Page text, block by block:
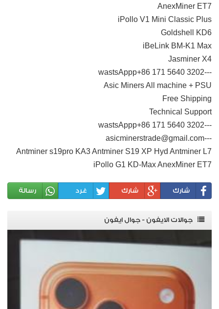
AnexMiner ET7
iPollo V1 Mini Classic Plus
Goldshell KD6
iBeLink BM-K1 Max
Jasminer X4
---wastsAppp+86 171 5640 3202
Asic Miners All machine + PSU
Free Shipping
Technical Support
---wastsAppp+86 171 5640 3202
---asicminerstrade@gmail.com
Antminer s19pro KA3 Antminer S19 XP Hyd Antminer L7
iPollo G1 KD-Max AnexMiner ET7
شارك شارك غرد رسالة
جوالات الايفون - جوال ايفون